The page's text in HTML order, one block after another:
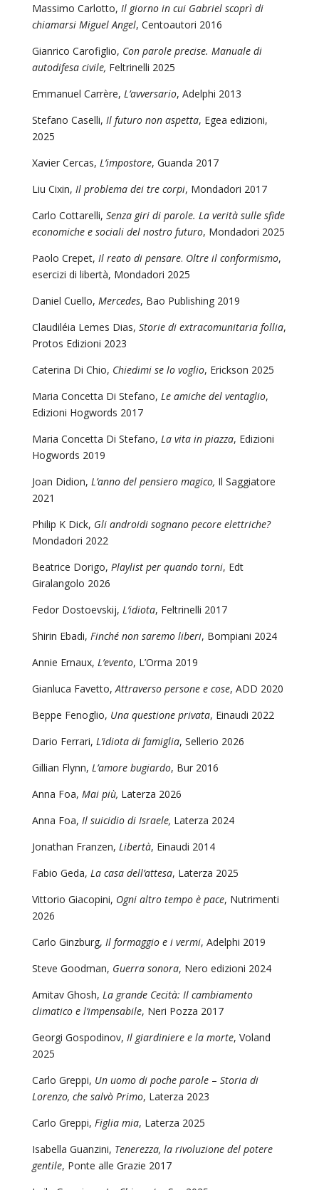
Massimo Carlotto, Il giorno in cui Gabriel scoprì di
chiamarsi Miguel Angel, Centoautori 2016
Gianrico Carofiglio, Con parole precise. Manuale di
autodifesa civile, Feltrinelli 2025
Emmanuel Carrère, L’avversario, Adelphi 2013
Stefano Caselli, Il futuro non aspetta, Egea edizioni,
2025
Xavier Cercas, L’impostore, Guanda 2017
Liu Cixin, Il problema dei tre corpi, Mondadori 2017
Carlo Cottarelli, Senza giri di parole. La verità sulle sfide
economiche e sociali del nostro futuro, Mondadori 2025
Paolo Crepet, Il reato di pensare. Oltre il conformismo,
esercizi di libertà, Mondadori 2025
Daniel Cuello, Mercedes, Bao Publishing 2019
Claudiléia Lemes Dias, Storie di extracomunitaria follia,
Protos Edizioni 2023
Caterina Di Chio, Chiedimi se lo voglio, Erickson 2025
Maria Concetta Di Stefano, Le amiche del ventaglio,
Edizioni Hogwords 2017
Maria Concetta Di Stefano, La vita in piazza, Edizioni
Hogwords 2019
Joan Didion, L’anno del pensiero magico, Il Saggiatore
2021
Philip K Dick, Gli androidi sognano pecore elettriche?
Mondadori 2022
Beatrice Dorigo, Playlist per quando torni, Edt
Giralangolo 2026
Fedor Dostoevskij, L’idiota, Feltrinelli 2017
Shirin Ebadi, Finché non saremo liberi, Bompiani 2024
Annie Ernaux, L’evento, L’Orma 2019
Gianluca Favetto,Attraverso persone e cose, ADD 2020
Beppe Fenoglio, Una questione privata, Einaudi 2022
Dario Ferrari, L’idiota di famiglia, Sellerio 2026
Gillian Flynn, L’amore bugiardo, Bur 2016
Anna Foa, Mai più, Laterza 2026
Anna Foa, Il suicidio di Israele, Laterza 2024
Jonathan Franzen, Libertà, Einaudi 2014
Fabio Geda, La casa dell’attesa, Laterza 2025
Vittorio Giacopini, Ogni altro tempo è pace, Nutrimenti
2026
Carlo Ginzburg, Il formaggio e i vermi, Adelphi 2019
Steve Goodman, Guerra sonora, Nero edizioni 2024
Amitav Ghosh, La grande Cecità: Il cambiamento
climatico e l’impensabile, Neri Pozza 2017
Georgi Gospodinov, Il giardiniere e la morte, Voland
2025
Carlo Greppi, Un uomo di poche parole – Storia di
Lorenzo, che salvò Primo, Laterza 2023
Carlo Greppi, Figlia mia, Laterza 2025
Isabella Guanzini, Tenerezza, la rivoluzione del potere
gentile, Ponte alle Grazie 2017